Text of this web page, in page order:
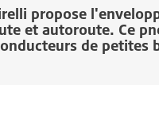
propose
et autoroute. Ce
de petites